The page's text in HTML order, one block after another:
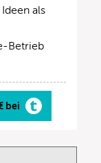
als
Betrieb
bei